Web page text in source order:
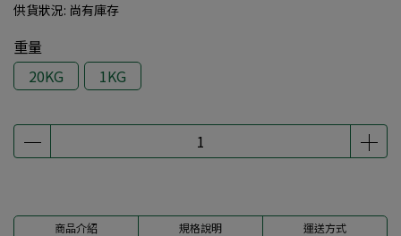
供貨狀況: 尚有庫存
重量
20KG
1KG
商品介紹 規格說明 運送方式